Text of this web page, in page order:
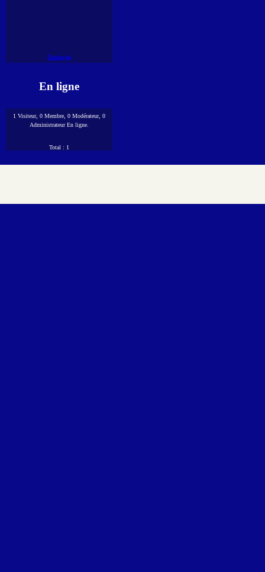
Galerie
En ligne
1 Visiteur, 0 Membre, 0 Modérateur, 0
Administrateur En ligne.
Total : 1